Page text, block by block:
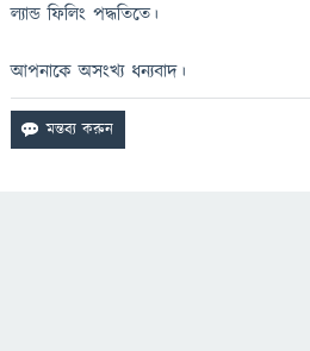
ল্যান্ড ফিলিং পদ্ধতিতে।
আপনাকে অসংখ্য ধন্যবাদ।